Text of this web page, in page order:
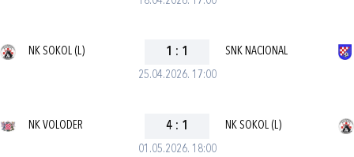
25.04.2026. 17:00
NK SOKOL (L) 1 : 1 SNK NACIONAL
01.05.2026. 18:00
NK VOLODER 4 : 1 NK SOKOL (L)